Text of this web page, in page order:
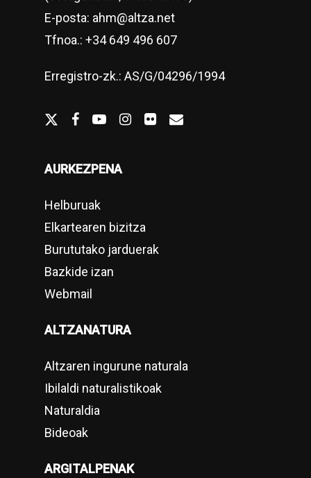
E-posta: ahm@altza.net
Tfnoa.: +34 649 496 607
Erregistro-zk.: AS/G/04296/1994
twitterfacebook
youtubeInstagram
flickremail
AURKEZPENA
Helburuak
Elkartearen bizitza
Burututako jarduerak
Bazkide izan
Webmail
ALTZANATURA
Altzaren ingurune naturala
Ibilaldi naturalistikoak
Naturaldia
Bideoak
ARGITALPENAK